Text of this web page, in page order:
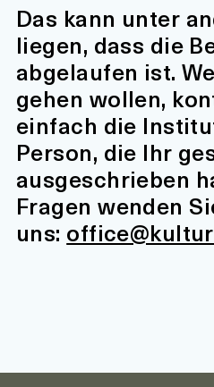
Das kann unter
liegen, dass die
abgelaufen ist.
gehen wollen,
einfach die
Person, die Ihr
ausgeschrieben
Fragen wenden
uns: